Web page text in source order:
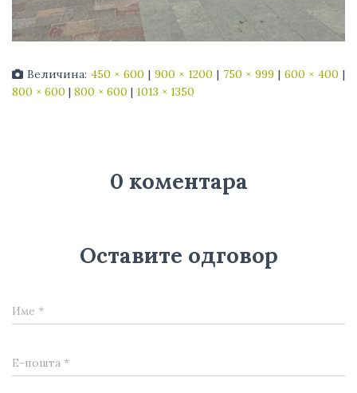
Величина: 450 × 600 | 900 × 1200 | 750 × 999 | 600 × 400 |
800 × 600 | 800 × 600 | 1013 × 1350
0 коментара
Оставите одговор
Име *
Е-пошта *